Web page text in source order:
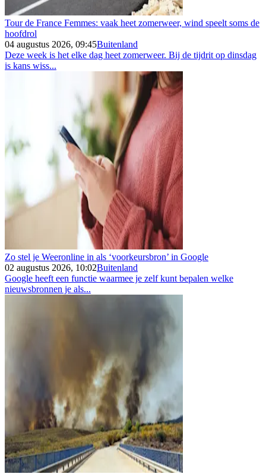
Tour de France Femmes: vaak heet zomerweer, wind speelt soms de
hoofdrol
04 augustus 2026, 09:45Buitenland
Deze week is het elke dag heet zomerweer. Bij de tijdrit op dinsdag
is kans wiss...
Zo stel je Weeronline in als ‘voorkeursbron’ in Google
02 augustus 2026, 10:02Buitenland
Google heeft een functie waarmee je zelf kunt bepalen welke
nieuwsbronnen je als...